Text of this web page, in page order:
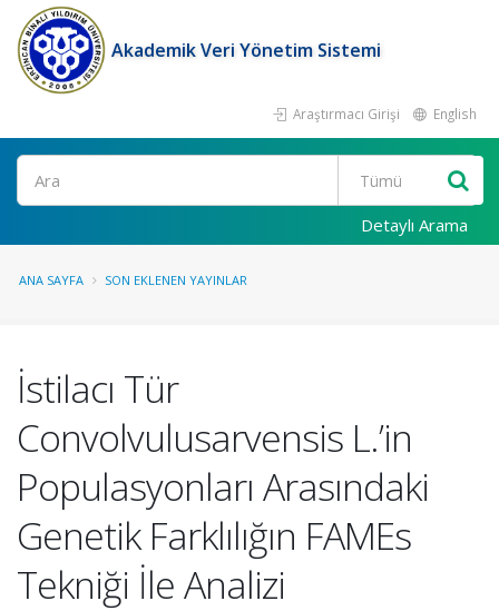
Akademik Veri Yönetim Sistemi
Araştırmacı Girişi English
Ara
Detaylı Arama
ANA SAYFA SON EKLENEN YAYINLAR
İstilacı Tür
Convolvulusarvensis L.’in
Populasyonları Arasındaki
Genetik Farklılığın FAMEs
Tekniği İle Analizi